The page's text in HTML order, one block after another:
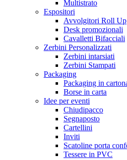
Multistrato
Espositori
Avvolgitori Roll Up
Desk promozionali
Cavalletti Bifacciali
Zerbini Personalizzati
Zerbini intarsiati
Zerbini Stampati
Packaging
Packaging in
Borse in carta
Idee per eventi
Chiudipacco
Segnaposto
Cartellini
Inviti
Scatoline porta
Tessere in PVC